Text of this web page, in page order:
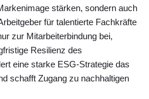
stärken, sondern auch
für talentierte Fachkräfte
zur Mitarbeiterbindung bei,
Resilienz des
eine starke ESG-Strategie das
schafft Zugang zu nachhaltigen